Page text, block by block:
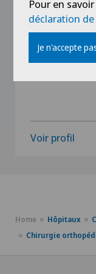
Chirurgie
Chirurgie de
Chirurgie du
Voir plus
Voir profil
Home Hôpitaux
Chirurgie
Pour en
déclaration
Je n'accepte